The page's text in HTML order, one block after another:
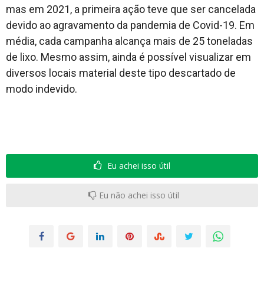
mas em 2021, a primeira ação teve que ser cancelada
devido ao agravamento da pandemia de Covid-19. Em
média, cada campanha alcança mais de 25 toneladas
de lixo. Mesmo assim, ainda é possível visualizar em
diversos locais material deste tipo descartado de
modo indevido.
Eu achei isso útil
Eu não achei isso útil